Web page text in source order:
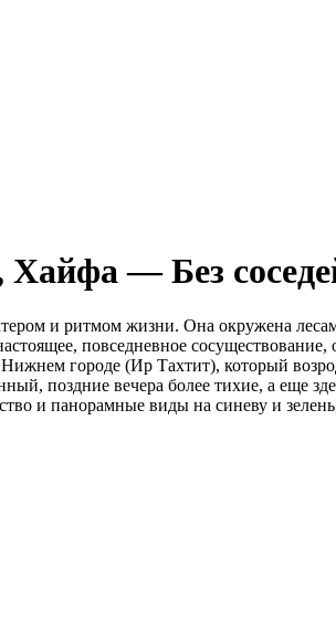
— Без
и ритмом жизни. Она окружена
повседневное
городе (Ир Тахтит), который
поздние вечера более тихие, а еще
и панорамные виды на синеву и